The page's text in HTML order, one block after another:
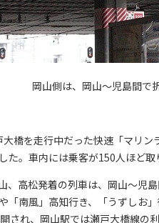
岡山側は、岡山～児島間で
橋を走行中だった快速「マリ
た。車内には乗客が150人ほど取
、高松発着の列車は、岡山〜児
「南風」高知行き、「うずしお
され、岡山駅では瀬戸大橋線の